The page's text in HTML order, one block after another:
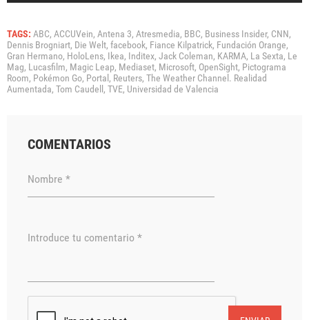
TAGS: ABC, ACCUVein, Antena 3, Atresmedia, BBC, Business Insider, CNN,
Dennis Brogniart, Die Welt, facebook, Fiance Kilpatrick, Fundación Orange,
Gran Hermano, HoloLens, Ikea, Inditex, Jack Coleman, KARMA, La Sexta, Le
Mag, Lucasfilm, Magic Leap, Mediaset, Microsoft, OpenSight, Pictograma
Room, Pokémon Go, Portal, Reuters, The Weather Channel. Realidad
Aumentada, Tom Caudell, TVE, Universidad de Valencia
COMENTARIOS
Nombre *
Introduce tu comentario *